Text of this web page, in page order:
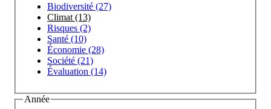
Biodiversité (27)
Climat (13)
Risques (2)
Santé (10)
Économie (28)
Société (21)
Évaluation (14)
Année